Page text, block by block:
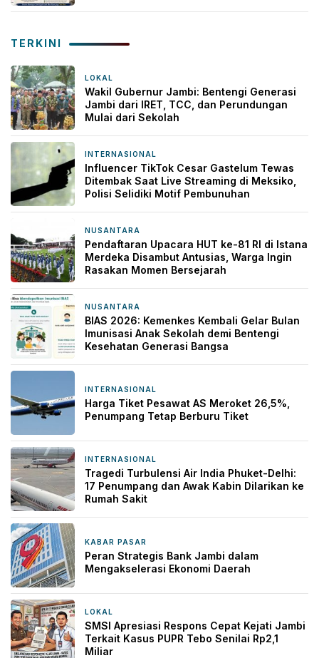
TERKINI
LOKAL
Wakil Gubernur Jambi: Bentengi Generasi
Jambi dari IRET, TCC, dan Perundungan
Mulai dari Sekolah
INTERNASIONAL
Influencer TikTok Cesar Gastelum Tewas
Ditembak Saat Live Streaming di Meksiko,
Polisi Selidiki Motif Pembunuhan
NUSANTARA
Pendaftaran Upacara HUT ke-81 RI di Istana
Merdeka Disambut Antusias, Warga Ingin
Rasakan Momen Bersejarah
NUSANTARA
BIAS 2026: Kemenkes Kembali Gelar Bulan
Imunisasi Anak Sekolah demi Bentengi
Kesehatan Generasi Bangsa
INTERNASIONAL
Harga Tiket Pesawat AS Meroket 26,5%,
Penumpang Tetap Berburu Tiket
INTERNASIONAL
Tragedi Turbulensi Air India Phuket-Delhi:
17 Penumpang dan Awak Kabin Dilarikan ke
Rumah Sakit
KABAR PASAR
Peran Strategis Bank Jambi dalam
Mengakselerasi Ekonomi Daerah
LOKAL
SMSI Apresiasi Respons Cepat Kejati Jambi
Terkait Kasus PUPR Tebo Senilai Rp2,1
Miliar